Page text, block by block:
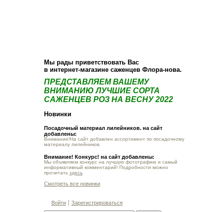
Мы рады приветствовать Вас
в интернет-магазине саженцев Флора-нова.
ПРЕДСТАВЛЯЕМ ВАШЕМУ
ВНИМАНИЮ ЛУЧШИЕ СОРТА
САЖЕНЦЕВ РОЗ НА ВЕСНУ 2022
Новинки
Посадочный материал лилейников. на сайт
добавлены:
Внимание!На сайт добавлен ассортимент по посадочному
материалу лилейников.
Внимание! Конкурс! на сайт добавлены:
Мы объявляем конкурс на лучшую фотографию и самый
информативный комментарий! Подробности можно
прочитать здесь
Смотреть все новинки
Войти Зарегистрироваться